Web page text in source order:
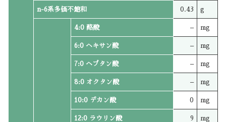
n-6系多価不飽和 0.43 g
4:0 酪酸 – mg
6:0 ヘキサン酸 – mg
7:0 ヘプタン酸 – mg
8:0 オクタン酸 – mg
10:0 デカン酸 0 mg
12:0 ラウリン酸 9 mg